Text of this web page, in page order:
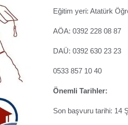
Eğitim yeri: Atatürk
AÖA: 0392 228 08 87
DAÜ: 0392 630 23 23
0533 857 10 40
Önemli Tarihler:
Son başvuru tarihi: 14